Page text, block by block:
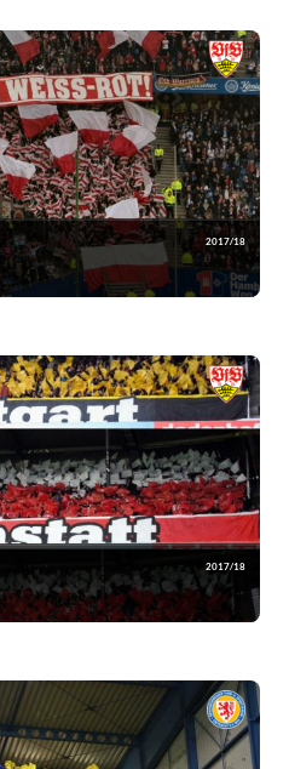
2017/18
2017/18